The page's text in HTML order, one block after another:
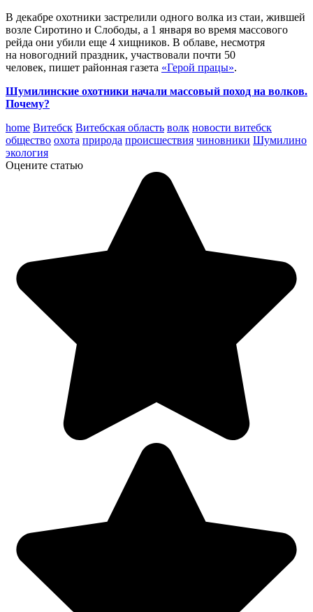
В декабре охотники застрелили одного волка из стаи, жившей
возле Сиротино и Слободы, а 1 января во время массового
рейда они убили еще 4 хищников. В облаве, несмотря
на новогодний праздник, участвовали почти 50
человек, пишет районная газета «Герой працы».
Шумилинские охотники начали массовый поход на волков.
Почему?
home Витебск Витебская область волк новости витебск
общество охота природа происшествия чиновники Шумилино
экология
Оцените статью